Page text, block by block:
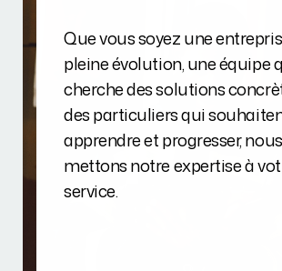
Que vous soyez une
pleine évolution, une équipe
cherche des solutions
des particuliers qui
apprendre et progresser, nous
mettons notre expertise à
service.